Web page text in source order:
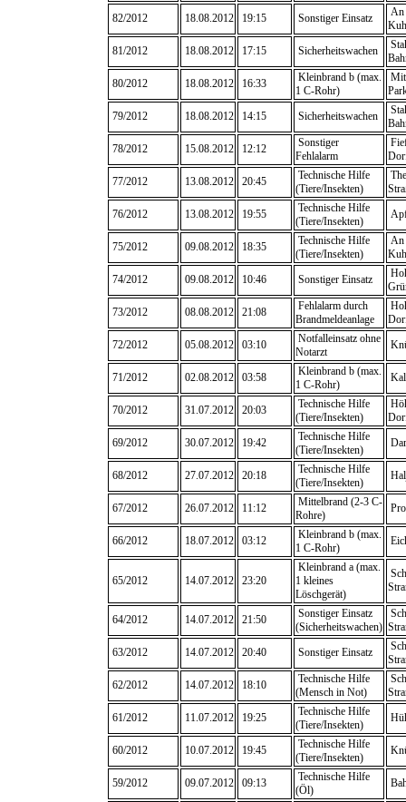
82/2012
18.08.2012 19:15 Sonstiger Einsatz
An
81/2012
18.08.2012 17:15 Sicherheitswachen
80/2012
18.08.2012 16:33
Kleinbrand b (max.
1 C-Rohr)
79/2012
18.08.2012 14:15 Sicherheitswachen
78/2012
15.08.2012 12:12
Sonstiger
Fehlalarm
77/2012
13.08.2012 20:45
Technische Hilfe
(Tiere/Insekten)
76/2012
13.08.2012 19:55
Technische Hilfe
(Tiere/Insekten)
75/2012 09.08.2012 18:35
Technische Hilfe
(Tiere/Insekten)
An
74/2012
09.08.2012 10:46 Sonstiger Einsatz
73/2012
08.08.2012 21:08
Fehlalarm durch
Brandmeldeanlage
72/2012
05.08.2012 03:10
Notfalleinsatz ohne
Notarzt
71/2012 02.08.2012 03:58
Kleinbrand b (max.
1 C-Rohr)
70/2012 31.07.2012 20:03
Technische Hilfe
(Tiere/Insekten)
69/2012
30.07.2012 19:42
Technische Hilfe
(Tiere/Insekten)
68/2012 27.07.2012 20:18
Technische Hilfe
(Tiere/Insekten)
67/2012 26.07.2012 11:12
Mittelbrand (2-3 C-
Rohre)
66/2012 18.07.2012 03:12
Kleinbrand b (max.
1 C-Rohr)
65/2012 14.07.2012 23:20
Kleinbrand a (max.
1 kleines
Löschgerät)
64/2012 14.07.2012 21:50
Sonstiger Einsatz
(Sicherheitswachen)
63/2012
14.07.2012 20:40 Sonstiger Einsatz
62/2012
14.07.2012 18:10
Technische Hilfe
(Mensch in Not)
61/2012
11.07.2012 19:25
Technische Hilfe
(Tiere/Insekten)
60/2012 10.07.2012 19:45
Technische Hilfe
(Tiere/Insekten)
59/2012 09.07.2012 09:13
Technische Hilfe
(Öl)